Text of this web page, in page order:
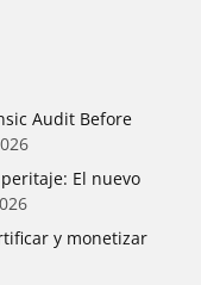
Audit Before
El nuevo
y monetizar